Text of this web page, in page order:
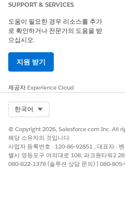
시각화하고 이해당사자에게 실행
있도록 설계되어 수동 구성 및 복잡
리는 프로세스를 우회합니다.
이 기사를 통해 문제를
SUPPORT & SERVICES
도움이 필요한 경우 리소스를 추가
로 확인하거나 전문가의 도움을 받
으십시오.
지원 받기
제공자 Experience Cloud
한국어
© Copyright 2026, Salesforce.com Inc. All
해당 소유자의 것입니다.
사업자 등록번호 : 120-86-92851 , 대표자 :
별시 영등포구 여의대로 108, 파크원타워2
080-822-1378 (솔루션 상담 문의) | 080-